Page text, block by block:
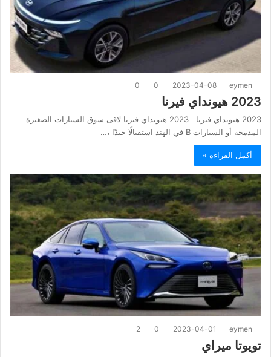
eymen
2023-04-08
0
0
2023 هيونداي فيرنا
2023 هيونداي فيرنا 2023 هيونداي فيرنا لاقى سوق السيارات الصغيرة
المدمجة أو السيارات B في الهند استقبالًا جيدًا ،…
أكمل القراءة »
eymen
2023-04-01
0
2
تويوتا ميراي